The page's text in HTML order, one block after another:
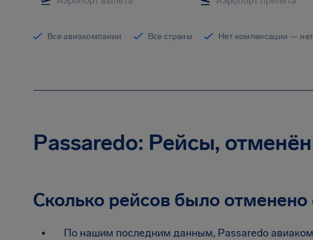
Все авиакомпании Все страны Нет компенсации —
Passaredo: Рейсы,
Сколько рейсов было отменено
По нашим последним данным, Passaredo